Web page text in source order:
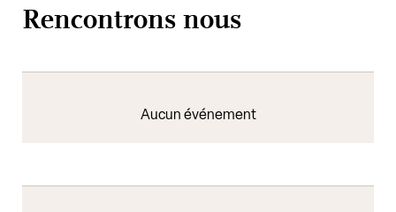
Rencontrons nous
Aucun événement